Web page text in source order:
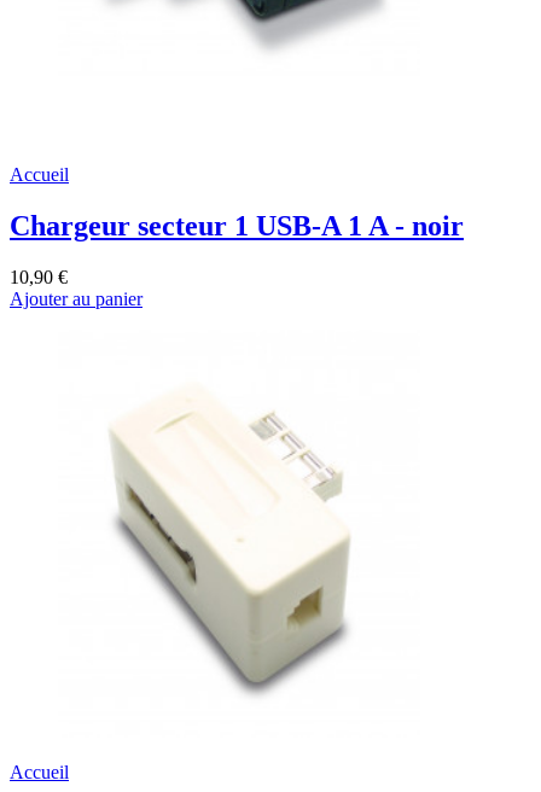
Accueil
Chargeur secteur 1 USB-A 1 A - noir
10,90 €
Ajouter au panier
Accueil